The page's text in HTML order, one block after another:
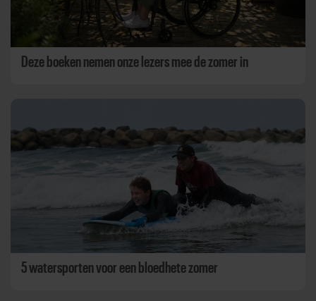
Deze boeken nemen onze lezers mee de zomer in
5 watersporten voor een bloedhete zomer